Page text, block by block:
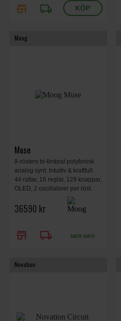
store local_shipping
Moog
Muse
8-rösters bi-timbral polyfonisk
analog synt. Intuitiv & kraftfull.
44 rattar, 16 reglar, 129 knappar,
OLED, 2 oscillatorer per röst.
Mix mellan triangel- &
sågtandsvågform, chord
14.55 kg.
36590 kr
store local_shipping MER INFO
Novation